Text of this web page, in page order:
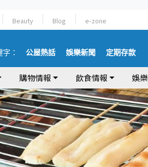
Beauty Blog e-zone
： 公屋熱話 娛樂新聞 定期存款
購物情報 飲食情報 娛樂